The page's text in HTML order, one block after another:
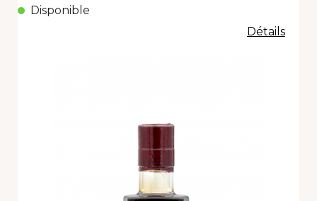
Disponible
Détails